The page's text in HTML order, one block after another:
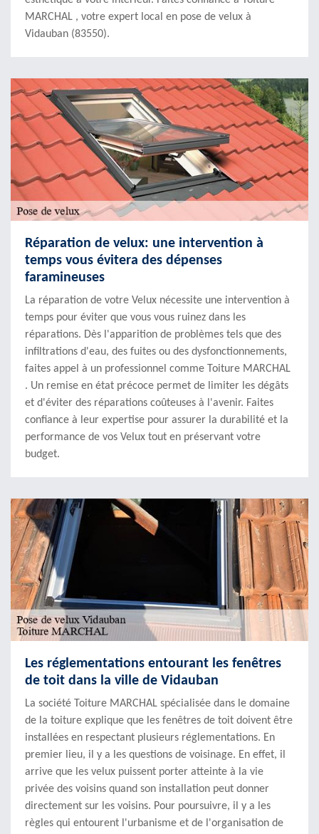
MARCHAL , votre expert local en pose de velux à
Vidauban (83550).
Réparation de velux: une intervention à
temps vous évitera des dépenses
faramineuses
La réparation de votre Velux nécessite une intervention à
temps pour éviter que vous vous ruinez dans les
réparations. Dès l'apparition de problèmes tels que des
infiltrations d'eau, des fuites ou des dysfonctionnements,
faites appel à un professionnel comme Toiture MARCHAL
. Un remise en état précoce permet de limiter les dégâts
et d'éviter des réparations coûteuses à l'avenir. Faites
confiance à leur expertise pour assurer la durabilité et la
performance de vos Velux tout en préservant votre
budget.
Les réglementations entourant les fenêtres
de toit dans la ville de Vidauban
La société Toiture MARCHAL spécialisée dans le domaine
de la toiture explique que les fenêtres de toit doivent être
installées en respectant plusieurs réglementations. En
premier lieu, il y a les questions de voisinage. En effet, il
arrive que les velux puissent porter atteinte à la vie
privée des voisins quand son installation peut donner
directement sur les voisins. Pour poursuivre, il y a les
règles qui entourent l'urbanisme et de l'organisation de